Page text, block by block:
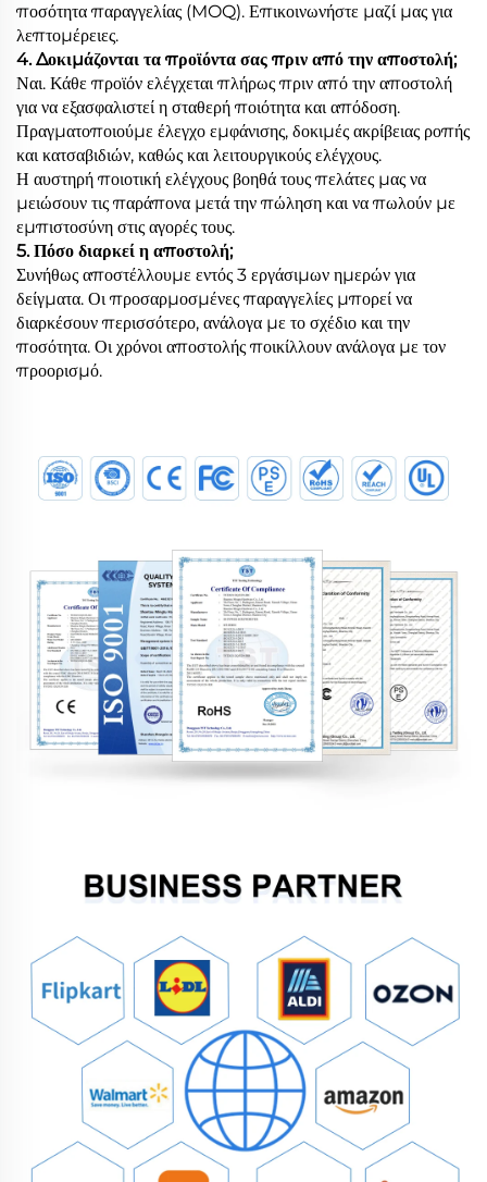
ποσότητα παραγγελίας (MOQ). Επικοινωνήστε μαζί μας για
λεπτομέρειες.
4. Δοκιμάζονται τα προϊόντα σας πριν από την αποστολή;
Ναι. Κάθε προϊόν ελέγχεται πλήρως πριν από την αποστολή
για να εξασφαλιστεί η σταθερή ποιότητα και απόδοση.
Πραγματοποιούμε έλεγχο εμφάνισης, δοκιμές ακρίβειας ροπής
και κατσαβιδιών, καθώς και λειτουργικούς ελέγχους.
Η αυστηρή ποιοτική ελέγχους βοηθά τους πελάτες μας να
μειώσουν τις παράπονα μετά την πώληση και να πωλούν με
εμπιστοσύνη στις αγορές τους.
5. Πόσο διαρκεί η αποστολή;
Συνήθως αποστέλλουμε εντός 3 εργάσιμων ημερών για
δείγματα. Οι προσαρμοσμένες παραγγελίες μπορεί να
διαρκέσουν περισσότερο, ανάλογα με το σχέδιο και την
ποσότητα. Οι χρόνοι αποστολής ποικίλλουν ανάλογα με τον
προορισμό.